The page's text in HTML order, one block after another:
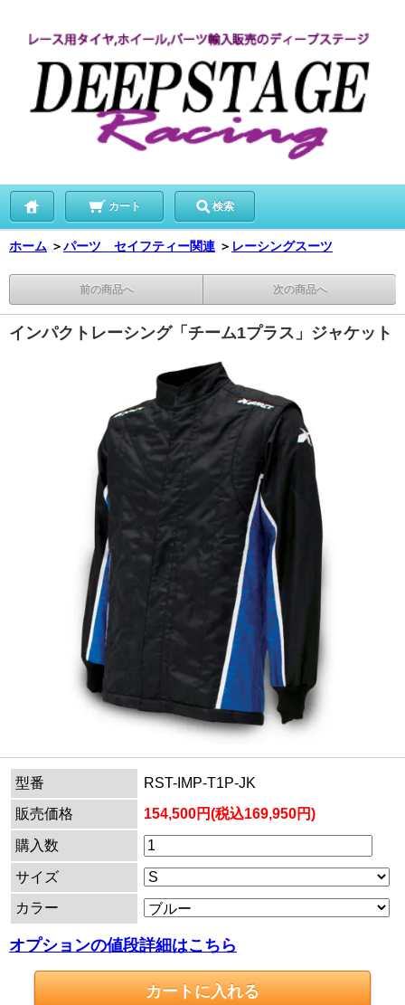
カート 検索
ホーム ＞パーツ セイフティー関連 ＞ レーシングスーツ
前の商品へ 次の商品へ
インパクトレーシング「チーム1プラス」ジャケット
型番
RST-IMP-T1P-JK
販売価格
154,500円(税込169,950円)
購入数
サイズ
カラー
オプションの値段詳細はこちら